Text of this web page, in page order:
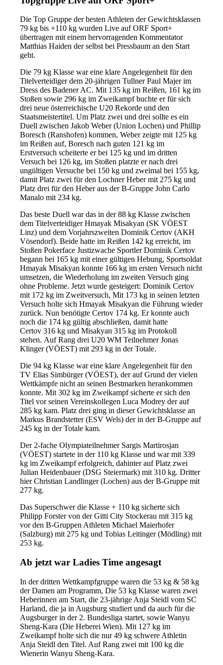
Die Top Gruppe der besten Athleten der Gewichtsklassen
79 kg bis +110 kg wurden Live auf ORF Sport+
übertragen mit einem hervorragenden Kommentator
Matthias Haiden der selbst bei Pressbaum an den Start
geht.
Die 79 kg Klasse war eine klare Angelegenheit für den
Titelverteidiger dem 20-jährigen Tullner Paul Majer im
Dress des Badener AC. Mit 135 kg im Reißen, 161 kg im
Stoßen sowie 296 kg im Zweikampf buchte er für sich
drei neue österreichische U20 Rekorde und den
Staatsmeistertitel. Um Platz zwei und drei sollte es ein
Duell zwischen Jakob Weber (Union Lochen) und Phillip
Boresch (Ranshofen) kommen, Weber zeigte mit 125 kg
im Reißen auf, Boresch nach guten 121 kg im
Erstversuch scheiterte er bei 125 kg und im dritten
Versuch bei 126 kg, im Stoßen platzte er nach drei
ungültigen Versuche bei 150 kg und zweimal bei 155 kg,
damit Platz zwei für den Lochner Heber mit 275 kg und
Platz drei für den Heber aus der B-Gruppe John Carlo
Manalo mit 234 kg.
Das beste Duell war das in der 88 kg Klasse zwischen
dem Titelverteidiger Hmayak Misakyan (SK VÖEST
Linz) und dem Vorjahrszweiten Dominik Certov (AKH
Vösendorf). Beide hatte im Reißen 142 kg erreicht, im
Stoßen Pokerface Justizwache Sportler Dominik Certov
begann bei 165 kg mit einer gültigen Hebung, Sportsoldat
Hmayak Misakyan konnte 166 kg im ersten Versuch nicht
umsetzen, die Wiederholung im zweiten Versuch ging
ohne Probleme. Jetzt wurde gesteigert: Dominik Certov
mit 172 kg im Zweitversuch, Mit 173 kg in seinen letzten
Versuch holte sich Hmayak Misakyan die Führung wieder
zurück. Nun benötigte Certov 174 kg. Er konnte auch
noch die 174 kg gültig abschließen, damit hatte
Certov 316 kg und Misakyan 315 kg im Protokoll
stehen. Auf Rang drei U20 WM Teilnehmer Jonas
Klinger (VÖEST) mit 293 kg in der Totale.
Die 94 kg Klasse war eine klare Angelegenheit für den
TV Elias Simbürger (VÖEST), der auf Grund der vielen
Wettkämpfe nicht an seinen Bestmarken herankommen
konnte. Mit 302 kg im Zweikampf sicherte er sich den
Titel vor seinen Vereinskollegen Luca Modrey der auf
285 kg kam. Platz drei ging in dieser Gewichtsklasse an
Markus Brandstetter (ESV Wels) der in der B-Gruppe auf
245 kg in der Totale kam.
Der 2-fache Olympiateilnehmer Sargis Martirosjan
(VÖEST) startete in der 110 kg Klasse und war mit 339
kg im Zweikampf erfolgreich, dahinter auf Platz zwei
Julian Heidenbauer (DSG Steiermark) mit 310 kg. Dritter
hier Christian Landlinger (Lochen) aus der B-Gruppe mit
277 kg.
Das Superschwer die Klasse + 110 kg sicherte sich
Philipp Forster von der Gitti City Stockerau mit 315 kg
vor den B-Gruppen Athleten Michael Maierhofer
(Salzburg) mit 275 kg und Tobias Leitinger (Mödling) mit
253 kg.
Ab jetzt war Ladies Time angesagt
In der dritten Wettkampfgruppe waren die 53 kg & 58 kg
der Damen am Programm, Die 53 kg Klasse waren zwei
Heberinnen am Start, die 23-jährige Anja Steidl vom SC
Harland, die ja in Augsburg studiert und da auch für die
Augsburger in der 2. Bundesliga startet, sowie Wanyu
Sheng-Kara (Die Heberei Wien). Mit 127 kg im
Zweikampf holte sich die nur 49 kg schwere Athletin
Anja Steidl den Titel. Auf Rang zwei mit 100 kg die
Wienerin Wanyu Sheng-Kara.